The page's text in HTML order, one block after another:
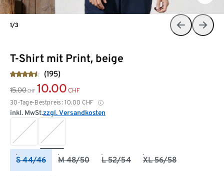
T-Shirt mit Print, beige
(195)
15.00 CHF 10.00 CHF
30-Tage-Bestpreis: 10.00 CHF
inkl. MwSt.zzgl. Versandkosten
S 44/46 M 48/50 L 52/54 XL 56/58
1/3